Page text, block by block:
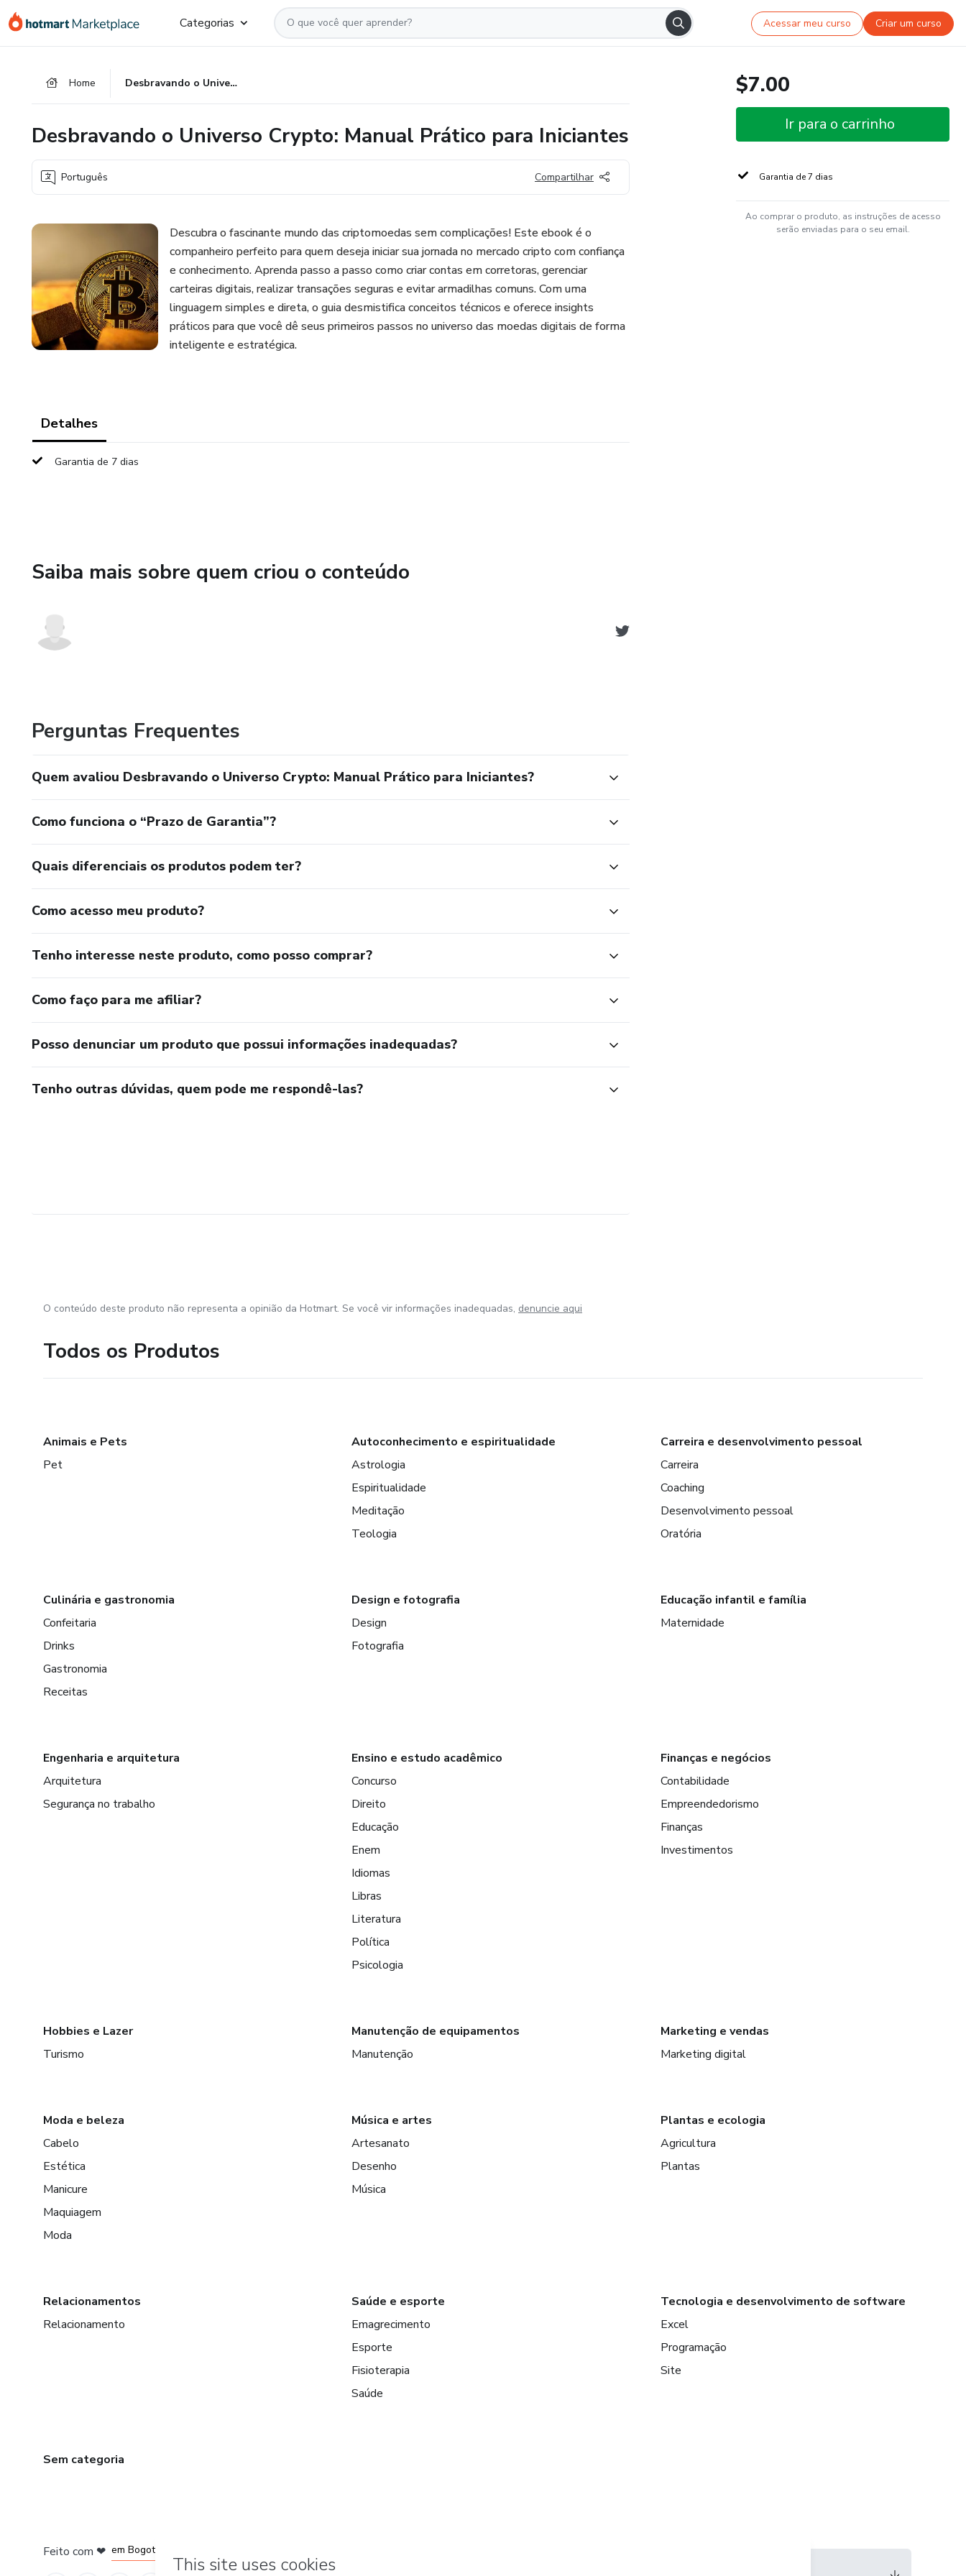
para
para
para
Categorias Acessar meu curso Criar um curso
Home Desbravando o Universo Crypto: Manual Prático para Iniciantes
Desbravando o Universo Crypto: Manual Prático para Iniciantes
Português Compartilhar
Descubra o fascinante mundo das criptomoedas sem complicações! Este ebook é o
companheiro perfeito para quem deseja iniciar sua jornada no mercado cripto com confiança
e conhecimento. Aprenda passo a passo como criar contas em corretoras, gerenciar
carteiras digitais, realizar transações seguras e evitar armadilhas comuns. Com uma
linguagem simples e direta, o guia desmistifica conceitos técnicos e oferece insights
práticos para que você dê seus primeiros passos no universo das moedas digitais de forma
inteligente e estratégica.
Detalhes
Garantia de 7 dias
Saiba mais sobre quem criou o conteúdo
Perguntas Frequentes
Quem avaliou Desbravando o Universo Crypto: Manual Prático para Iniciantes?
Como funciona o “Prazo de Garantia”?
Quais diferenciais os produtos podem ter?
Como acesso meu produto?
Tenho interesse neste produto, como posso comprar?
Como faço para me afiliar?
Posso denunciar um produto que possui informações inadequadas?
Tenho outras dúvidas, quem pode me respondê-las?
$7.00
Ir para o carrinho
Garantia de 7 dias
Ao comprar o produto, as instruções de acesso
serão enviadas para o seu email.
O conteúdo deste produto não representa a opinião da Hotmart. Se você vir informações inadequadas, denuncie aqui
Todos os Produtos
Animais e Pets
Pet
Autoconhecimento e espiritualidade
Astrologia
Espiritualidade
Meditação
Teologia
Carreira e desenvolvimento pessoal
Carreira
Coaching
Desenvolvimento pessoal
Oratória
Culinária e gastronomia
Confeitaria
Drinks
Gastronomia
Receitas
Design e fotografia
Design
Fotografia
Educação infantil e família
Maternidade
Engenharia e arquitetura
Arquitetura
Segurança no trabalho
Ensino e estudo acadêmico
Concurso
Direito
Educação
Enem
Idiomas
Libras
Literatura
Política
Psicologia
Finanças e negócios
Contabilidade
Empreendedorismo
Finanças
Investimentos
Hobbies e Lazer
Turismo
Manutenção de equipamentos
Manutenção
Marketing e vendas
Marketing digital
Moda e beleza
Cabelo
Estética
Manicure
Maquiagem
Moda
Música e artes
Artesanato
Desenho
Música
Plantas e ecologia
Agricultura
Plantas
Relacionamentos
Relacionamento
Saúde e esporte
Emagrecimento
Esporte
Fisioterapia
Saúde
Tecnologia e desenvolvimento de software
Excel
Programação
Site
Sem categoria
Feito com ❤
em Belo Horizonte
na Cidade do México
em Bogotá